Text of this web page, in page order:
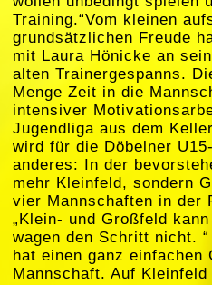
Training.“Vom kleinen
grundsätzlichen Freude
mit Laura Hönicke an
alten Trainergespanns.
Menge Zeit in die
intensiver
Jugendliga aus dem
wird für die Döbelner
anderes: In der
mehr Kleinfeld, sondern
vier Mannschaften in der
„Klein- und Großfeld
wagen den Schritt nicht.
hat einen ganz einfachen
Mannschaft. Auf